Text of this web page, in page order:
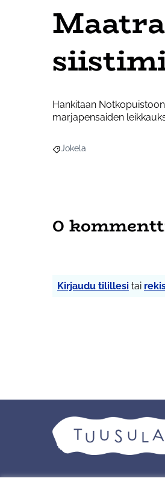
Hankitaan
marjapensaiden
Rajaa tulokset aihepiirin
Jokela
0
Kirjaudu tilillesi tai